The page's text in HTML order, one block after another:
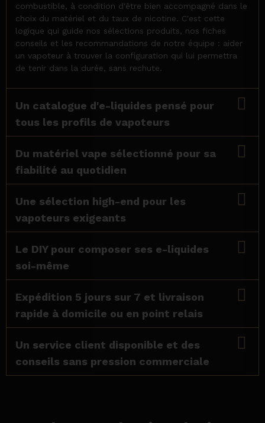
combustible, à condition d'être bien accompagné dans le
choix du matériel et du taux de nicotine. C'est cette
logique qui guide nos sélections produits, nos fiches
conseils et les recommandations de notre équipe : aider
un vapoteur à trouver la configuration qui lui permettra
de tenir dans la durée, sans rechute.
Un catalogue d'e-liquides pensé pour
tous les profils de vapoteurs
Du matériel vape sélectionné pour sa
fiabilité au quotidien
Une sélection high-end pour les
vapoteurs exigeants
Le DIY pour composer ses e-liquides
soi-même
Expédition 5 jours sur 7 et livraison
rapide à domicile ou en point relais
Un service client disponible et des
conseils sans pression commerciale